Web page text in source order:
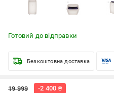
Готовий до відправки
Безкоштовна доставка
19 999 -2 400 ₴